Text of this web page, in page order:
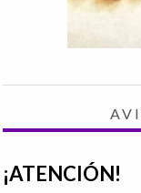
¡ATENCIÓN!